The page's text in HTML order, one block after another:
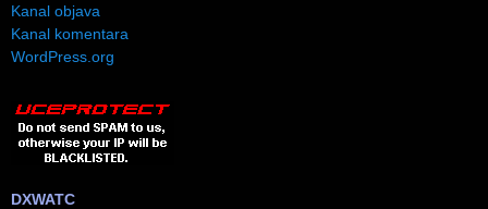
Kanal objava
Kanal komentara
WordPress.org
DXWATC